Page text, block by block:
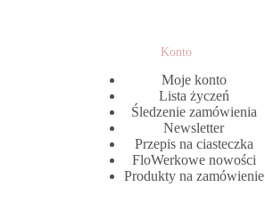
Konto
Moje konto
Lista życzeń
Śledzenie zamówienia
Newsletter
Przepis na ciasteczka
FloWerkowe nowości
Produkty na zamówienie